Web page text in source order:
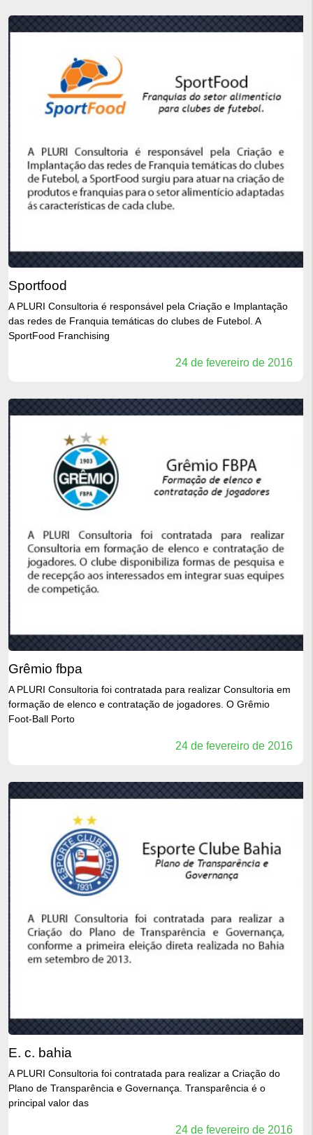
sportfood
A PLURI Consultoria é responsável pela Criação e Implantação
das redes de Franquia temáticas do clubes de Futebol. A
SportFood Franchising
24 de fevereiro de 2016
grêmio fbpa
A PLURI Consultoria foi contratada para realizar Consultoria em
formação de elenco e contratação de jogadores. O Grêmio
Foot-Ball Porto
24 de fevereiro de 2016
e. c. bahia
A PLURI Consultoria foi contratada para realizar a Criação do
Plano de Transparência e Governança. Transparência é o
principal valor das
24 de fevereiro de 2016